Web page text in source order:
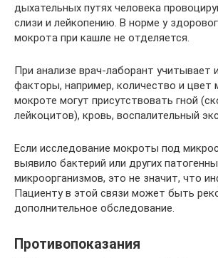
дыхательных путях человека
слизи и лейкопению. В норме у
мокрота при кашле не отделяется.
При анализе врач-лаборант учитывает
факторы, например, количество и цвет
мокроте могут присутствовать гной
лейкоцитов), кровь, воспалительный
Если исследование мокроты под
выявило бактерий или других
микроорганизмов, это не значит, что
Пациенту в этой связи может быть
дополнительное обследование.
Противопоказания